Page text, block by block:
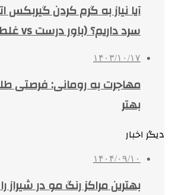
آیا نیاز به گرم کردن گیربکس
سرد داریم؟ (باور درست vs غلط)
۱۴۰۳/۱۰/۱۷
مهاجرت به رومانی: فرصتی
بهتر
دیگر اخبار
۱۴۰۴/۰۹/۱۰
بهترین مراکز رنگ مو در شیراز